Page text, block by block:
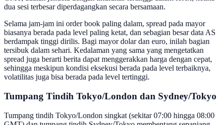
dua sesi terbesar diperdagangkan secara bersamaan.
Selama jam-jam ini order book paling dalam, spread pada mayor
biasanya berada pada level paling ketat, dan sebagian besar data AS
berdampak tinggi dirilis. Bagi mayor dolar dan euro, inilah bagian
tersibuk dalam sehari. Kedalaman yang sama yang mengetatkan
spread juga berarti berita dapat menggerakkan harga dengan cepat,
sehingga meskipun kondisi eksekusi berada pada level terbaiknya,
volatilitas juga bisa berada pada level tertinggi.
Tumpang Tindih Tokyo/London dan Sydney/Tokyo
Tumpang tindih Tokyo/London singkat (sekitar 07:00 hingga 08:00